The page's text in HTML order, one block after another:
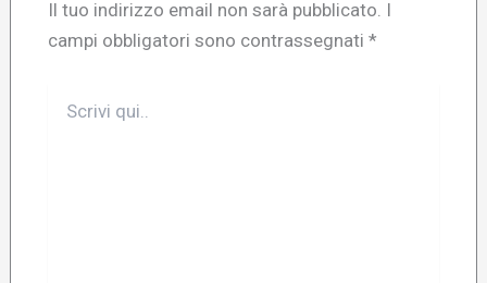
Il tuo indirizzo email non sarà pubblicato. I
campi obbligatori sono contrassegnati*
qui..